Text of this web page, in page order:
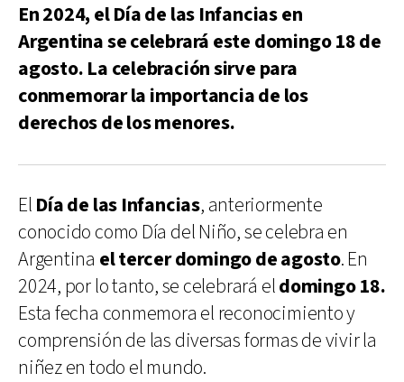
En 2024, el Día de las Infancias en
Argentina se celebrará este domingo 18 de
agosto. La celebración sirve para
conmemorar la importancia de los
derechos de los menores.
El Día de las Infancias, anteriormente
conocido como Día del Niño, se celebra en
Argentina el tercer domingo de agosto. En
2024, por lo tanto, se celebrará eldomingo 18.
Esta fecha conmemora el reconocimiento y
comprensión de las diversas formas de vivir la
niñez en todo el mundo.